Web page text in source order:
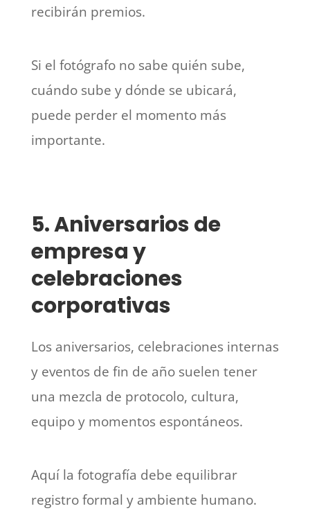
recibirán premios.
Si el fotógrafo no sabe quién sube,
cuándo sube y dónde se ubicará,
puede perder el momento más
importante.
5. Aniversarios de
empresa y
celebraciones
corporativas
Los aniversarios, celebraciones internas
y eventos de fin de año suelen tener
una mezcla de protocolo, cultura,
equipo y momentos espontáneos.
Aquí la fotografía debe equilibrar
registro formal y ambiente humano.